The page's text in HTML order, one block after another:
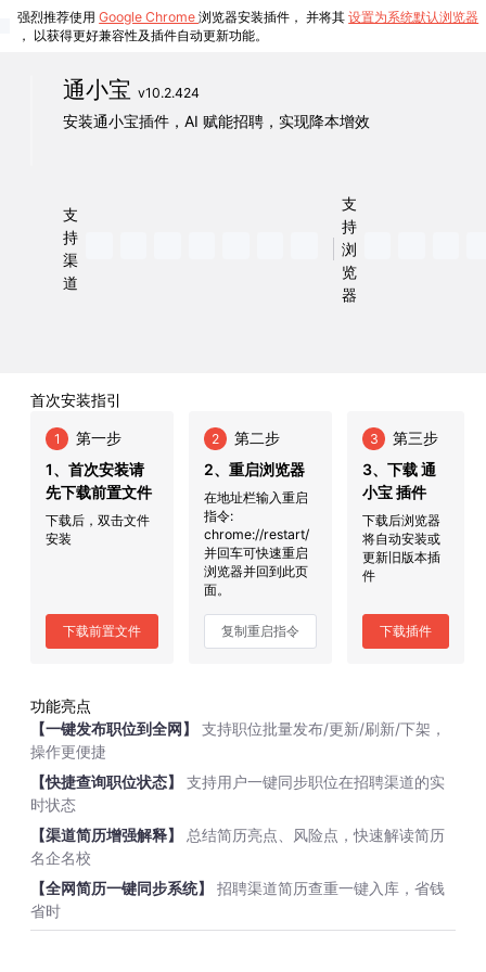
强烈推荐使用Google Chrome浏览器安装插件， 并将其设置为系统默认浏览器
， 以获得更好兼容性及插件自动更新功能。
通小宝 v10.2.424
安装通小宝插件，AI 赋能招聘，实现降本增效
支
持
渠
道
支
持
浏
览
器
首次安装指引
1
第一步
1、首次安装请
先下载前置文件
下载后，双击文件
安装
下载前置文件
2
第二步
2、重启浏览器
在地址栏输入重启
指令:
chrome://restart/
并回车可快速重启
浏览器并回到此页
面。
复制重启指令
3
第三步
3、下载 通
小宝 插件
下载后浏览器
将自动安装或
更新旧版本插
件
下载插件
功能亮点
【一键发布职位到全网】
支持职位批量发布/更新/刷新/下架，
操作更便捷
【快捷查询职位状态】
支持用户一键同步职位在招聘渠道的实
时状态
【渠道简历增强解释】
总结简历亮点、风险点，快速解读简历
名企名校
【全网简历一键同步系统】
招聘渠道简历查重一键入库，省钱
省时